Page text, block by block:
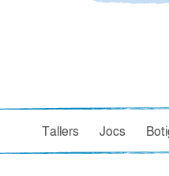
Tallers Jocs